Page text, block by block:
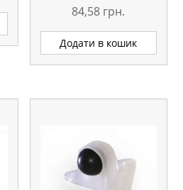
84,58 грн.
Додати в кошик